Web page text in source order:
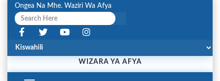
Ongea Na Mhe. Waziri Wa Afya
WIZARA YA AFYA